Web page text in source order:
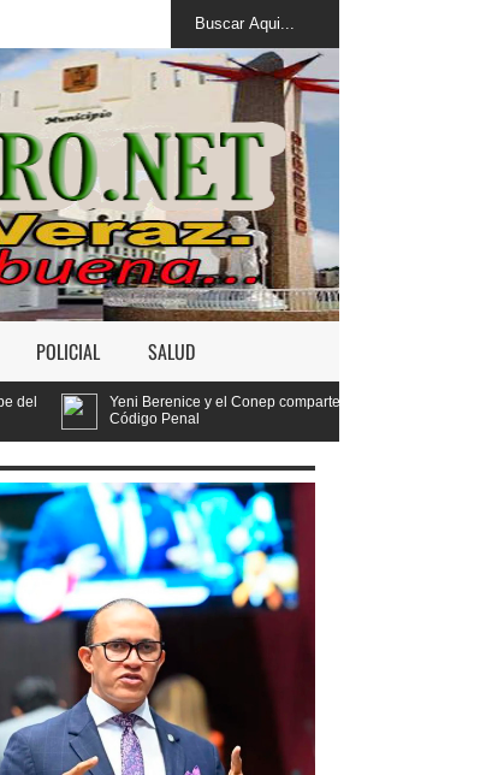
POLICIAL SALUD
y el Conep comparten ideas sobre los retos del nuevo